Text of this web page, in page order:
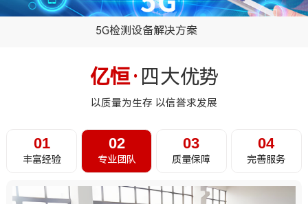
5G检测设备解决方案
亿恒· 四大优势
以质量为生存 以信誉求发展
01
丰富经验
02
专业团队
03
质量保障
04
完善服务